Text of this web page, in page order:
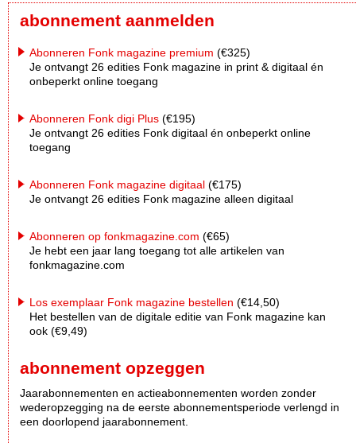
abonnement aanmelden
Abonneren Fonk magazine premium (€325)
Je ontvangt 26 edities Fonk magazine in print & digitaal én
onbeperkt online toegang
Abonneren Fonk digi Plus (€195)
Je ontvangt 26 edities Fonk digitaal én onbeperkt online
toegang
Abonneren Fonk magazine digitaal (€175)
Je ontvangt 26 edities Fonk magazine alleen digitaal
Abonneren op fonkmagazine.com (€65)
Je hebt een jaar lang toegang tot alle artikelen van
fonkmagazine.com
Los exemplaar Fonk magazine bestellen (€14,50)
Het bestellen van de digitale editie van Fonk magazine kan
ook (€9,49)
abonnement opzeggen
Jaarabonnementen en actieabonnementen worden zonder
wederopzegging na de eerste abonnementsperiode verlengd in
een doorlopend jaarabonnement.